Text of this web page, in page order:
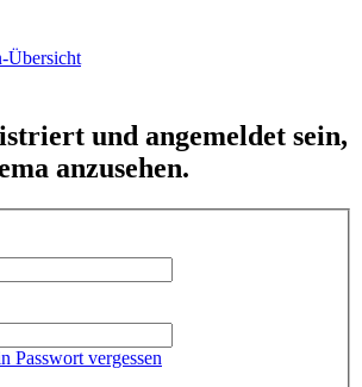
Übersicht
und angemeldet sein,
anzusehen.
Passwort vergessen